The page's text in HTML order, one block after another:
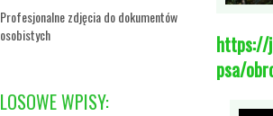
Profesjonalne zdjęcia do dokumentów
osobistych
LOSOWE WPISY:
https://
psa/